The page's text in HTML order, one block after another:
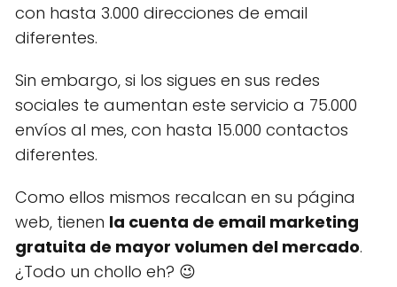
con hasta 3.000 direcciones de email
diferentes.
Sin embargo, si los sigues en sus redes
sociales te aumentan este servicio a 75.000
envíos al mes, con hasta 15.000 contactos
diferentes.
Como ellos mismos recalcan en su página
web, tienen la cuenta de email marketing
gratuita de mayor volumen del mercado.
¿Todo un chollo eh? 😉